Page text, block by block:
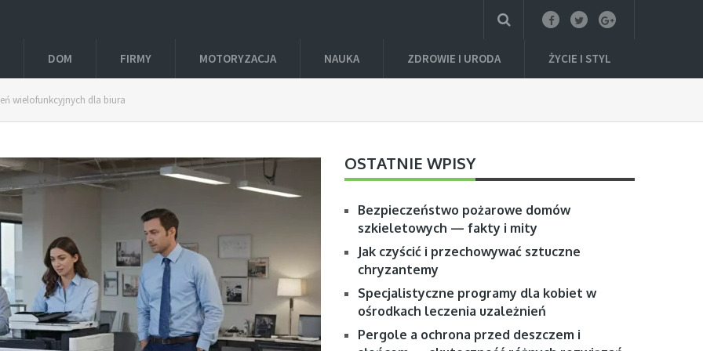
DOM FIRMY MOTORYZACJA NAUKA ZDROWIE I URODA ŻYCIE I STYL
wielofunkcyjnych dla biura
OSTATNIE WPISY
Bezpieczeństwo pożarowe domów
szkieletowych — fakty i mity
Jak czyścić i przechowywać sztuczne
chryzantemy
Specjalistyczne programy dla kobiet w
ośrodkach leczenia uzależnień
Pergole a ochrona przed deszczem i